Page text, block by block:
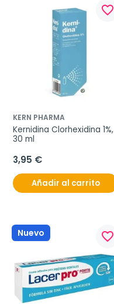
favorite_border
KERN PHARMA
Kernidina Clorhexidina 1%,
30 ml
3,95 €
Añadir al carrito
Nuevo favorite_border